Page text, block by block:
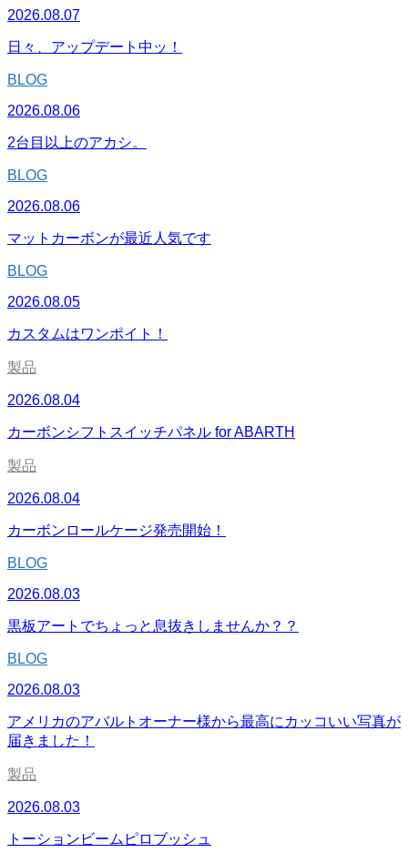
2026.08.07
日々、アップデート中ッ！
BLOG
2026.08.06
2台目以上のアカシ。
BLOG
2026.08.06
マットカーボンが最近人気です
BLOG
2026.08.05
カスタムはワンポイト！
製品
2026.08.04
カーボンシフトスイッチパネル for ABARTH
製品
2026.08.04
カーボンロールケージ発売開始！
BLOG
2026.08.03
黒板アートでちょっと息抜きしませんか？？
BLOG
2026.08.03
アメリカのアバルトオーナー様から最高にカッコいい写真が
届きました！
製品
2026.08.03
トーションビームピロブッシュ